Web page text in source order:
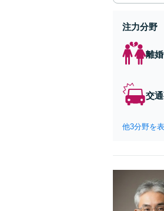
注力分野
離
交
他3分野を